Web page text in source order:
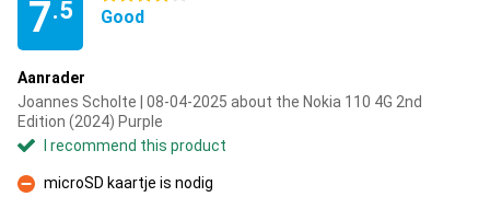
7.5 Good
Aanrader
Joannes Scholte | 08-04-2025 about the Nokia 110 4G 2nd
Edition (2024) Purple
I recommend this product
Con
microSD kaartje is nodig